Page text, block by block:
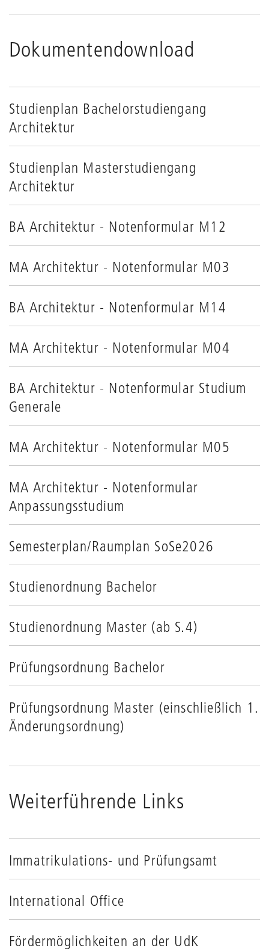
Dokumentendownload
Studienplan Bachelorstudiengang
Architektur
Studienplan Masterstudiengang
Architektur
BA Architektur - Notenformular M12
MA Architektur - Notenformular M03
BA Architektur - Notenformular M14
MA Architektur - Notenformular M04
BA Architektur - Notenformular Studium
Generale
MA Architektur - Notenformular M05
MA Architektur - Notenformular
Anpassungsstudium
Semesterplan/Raumplan SoSe2026
Studienordnung Bachelor
Studienordnung Master (ab S.4)
Prüfungsordnung Bachelor
Prüfungsordnung Master (einschließlich 1.
Änderungsordnung)
Weiterführende Links
Immatrikulations- und Prüfungsamt
International Office
Fördermöglichkeiten an der UdK